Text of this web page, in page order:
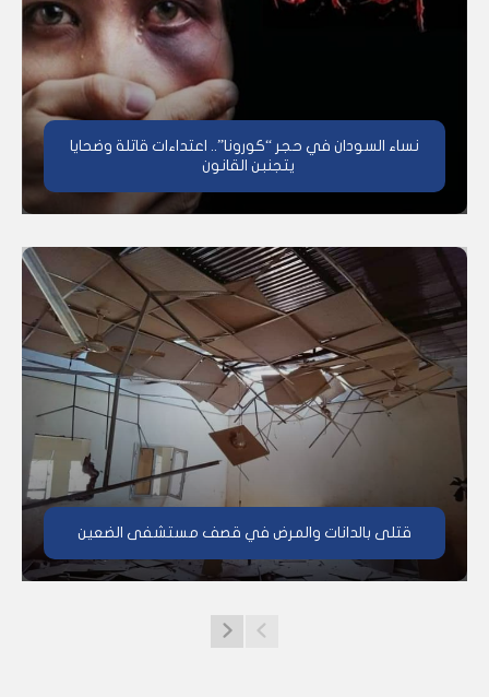
نساء السودان في حجر “كورونا”.. اعتداءات قاتلة وضحايا
يتجنبن القانون
قتلى بالدانات والمرض في قصف مستشفى الضعين